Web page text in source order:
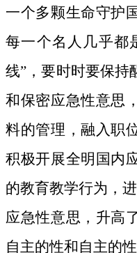
一个多颗生命守护
每一个名人几乎都
线”，要时时要保持
和保密应急性意思
料的管理，融入职
积极开展全明国内
的教育教学行为，
应急性意思，升高
自主的性和自主的性